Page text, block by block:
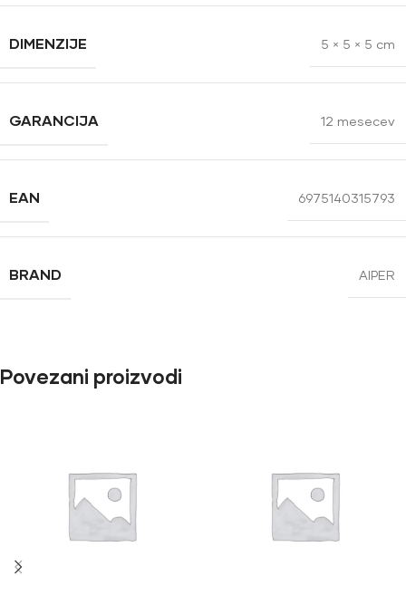
DIMENZIJE 5 × 5 × 5 cm
GARANCIJA 12 mesecev
EAN 6975140315793
BRAND AIPER
Povezani proizvodi